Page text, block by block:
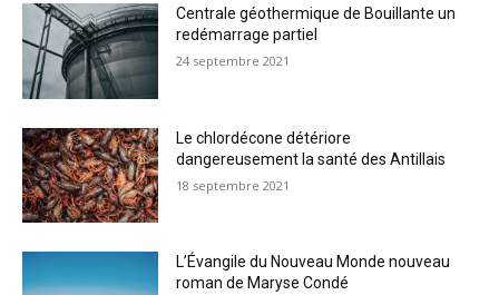
Centrale géothermique de Bouillante un
redémarrage partiel
24 septembre 2021
Le chlordécone détériore
dangereusement la santé des Antillais
18 septembre 2021
L’Évangile du Nouveau Monde nouveau
roman de Maryse Condé